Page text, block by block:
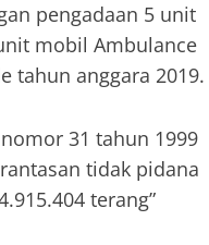
pengadaan 5 unit
mobil Ambulance
tahun anggara 2019.
31 tahun 1999
tidak pidana
terang”